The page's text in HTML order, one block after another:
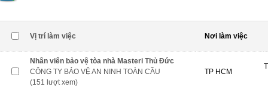
Vị trí làm việc Nơi làm việc
Nhân viên bảo vệ tòa nhà Masteri Thủ Đức
CÔNG TY BẢO VỆ AN NINH TOÀN CẦU
(151 lượt xem)
TP HCM